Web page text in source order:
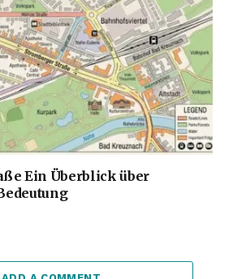
Ein Überblick über